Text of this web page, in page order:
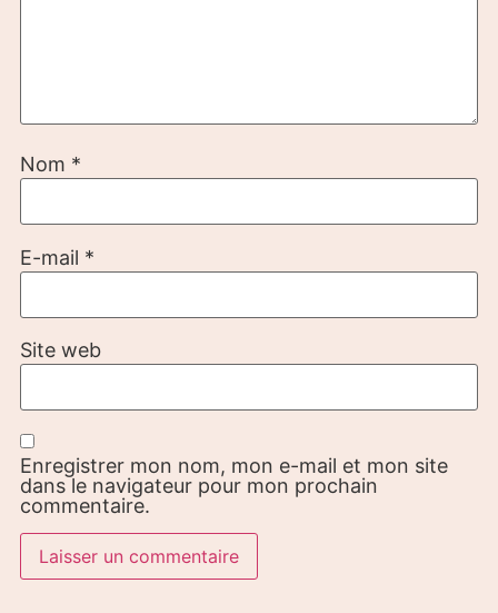
Nom *
E-mail *
Site web
Enregistrer mon nom, mon e-mail et mon site
dans le navigateur pour mon prochain
commentaire.